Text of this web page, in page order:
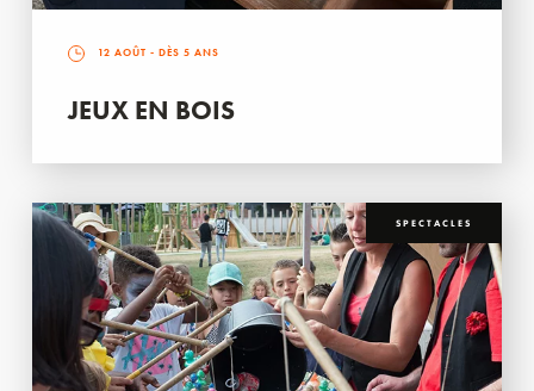
12 AOÛT - DÈS 5 ANS
JEUX EN BOIS
SPECTACLES